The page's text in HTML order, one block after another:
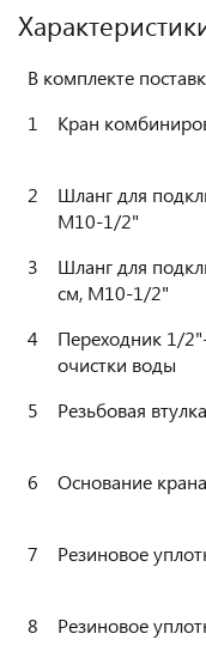
В комплекте
1
Кран
2
Шланг для
М10-1/2"
3
Шланг для
см, М10-1/2"
4
Переходник 1/
очистки воды
5
Резьбовая
6
Основание
7
Резиновое
8
Резиновое